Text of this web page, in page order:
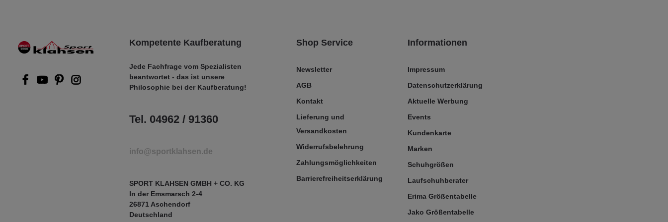
Kompetente Kaufberatung
Jede Fachfrage vom Spezialisten
beantwortet - das ist unsere
Philosophie bei der Kaufberatung!
Tel. 04962 / 91360
info@sportklahsen.de
SPORT KLAHSEN GMBH + CO. KG
In der Emsmarsch 2-4
26871 Aschendorf
Deutschland
Shop Service
Newsletter
AGB
Kontakt
Lieferung und
Versandkosten
Widerrufsbelehrung
Zahlungsmöglichkeiten
Barrierefreiheitserklärung
Informationen
Impressum
Datenschutzerklärung
Aktuelle Werbung
Events
Kundenkarte
Marken
Schuhgrößen
Laufschuhberater
Erima Größentabelle
Jako Größentabelle